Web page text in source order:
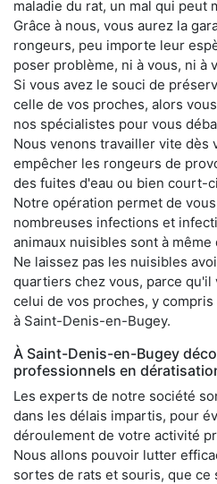
maladie du rat, un mal qui peut
Grâce à nous, vous aurez la
rongeurs, peu importe leur
poser problème, ni à vous, ni à
Si vous avez le souci de
celle de vos proches, alors
nos spécialistes pour vous
Nous venons travailler vite dès
empêcher les rongeurs de
des fuites d'eau ou bien court-
Notre opération permet de
nombreuses infections et
animaux nuisibles sont à
Ne laissez pas les nuisibles
quartiers chez vous, parce
celui de vos proches, y
à Saint-Denis-en-Bugey.
À Saint-Denis-en-Bugey
professionnels en
Les experts de notre société
dans les délais impartis, pour
déroulement de votre activité
Nous allons pouvoir lutter
sortes de rats et souris, que ce